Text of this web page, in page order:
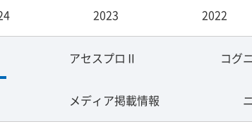
2023 2022
アセスプロⅡ コグ
メディア掲載情報